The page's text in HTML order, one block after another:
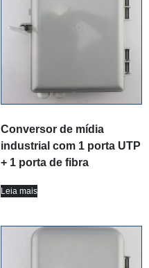
Conversor de mídia
industrial com 1 porta UTP
+ 1 porta de fibra
Leia mais